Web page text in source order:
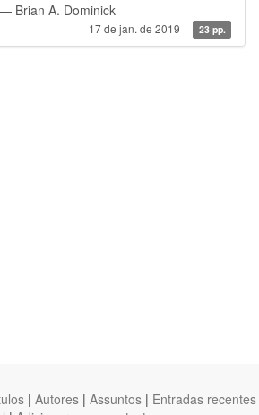
— Brian A. Dominick
17 de jan. de 2019 23 pp.
| Autores | Assuntos | Entradas recentes